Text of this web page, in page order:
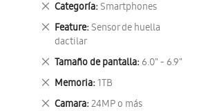
Categoría Smartphones
Eliminar
este
artículo
Feature Sensor de huella
dactilar
Eliminar
este
artículo
Tamaño de pantalla 6.0" - 6.9"
Eliminar
este
artículo
Memoria 1TB
Eliminar
este
Camara 24MP o más
Eliminar